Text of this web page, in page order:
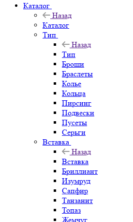
Каталог
Назад
Каталог
Тип
Назад
Тип
Броши
Браслеты
Колье
Кольца
Пирсинг
Подвески
Пусеты
Серьги
Вставка
Назад
Вставка
Бриллиант
Изумруд
Сапфир
Танзанит
Топаз
Жемчуг